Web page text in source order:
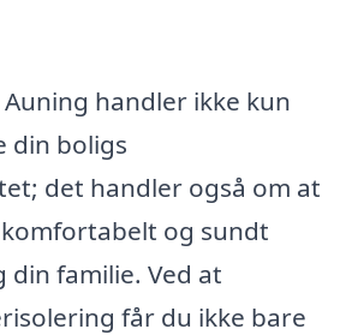
handler ikke kun
din boligs
det handler også om at
og sundt
din familie. Ved at
får du ikke bare